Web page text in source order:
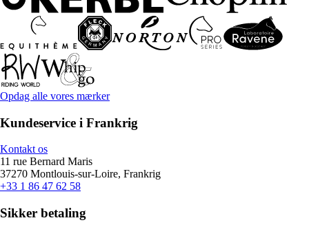
Opdag alle vores mærker
Kundeservice i Frankrig
Kontakt os
11 rue Bernard Maris
37270 Montlouis-sur-Loire, Frankrig
+33 1 86 47 62 58
Sikker betaling